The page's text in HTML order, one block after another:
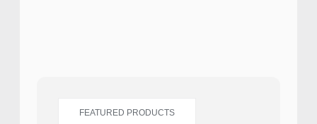
FEATURED PRODUCTS